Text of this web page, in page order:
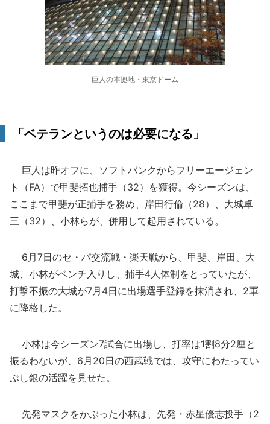
巨人の本拠地・東京ドーム
「ベテランというのは必要になる」
巨人は昨オフに、ソフトバンクからフリーエージェン
ト（FA）で甲斐拓也捕手（32）を獲得。今シーズンは、
ここまで甲斐が正捕手を務め、岸田行倫（28）、大城卓
三（32）、小林らが、併用して起用されている。
6月7日のセ・パ交流戦・楽天戦から、甲斐、岸田、大
城、小林がベンチ入りし、捕手4人体制をとっていたが、
打撃不振の大城が7月4日に出場選手登録を抹消され、2軍
に降格した。
小林は今シーズン7試合に出場し、打率は1割8分2厘と
振るわないが、6月20日の西武戦では、攻守にわたってい
ぶし銀の活躍を見せた。
先発マスクをかぶった小林は、先発・赤星優志投手（2